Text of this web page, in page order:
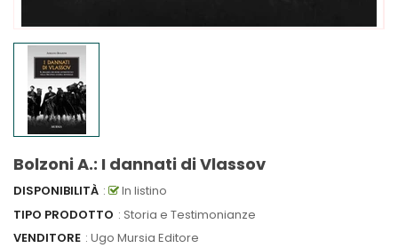
Bolzoni A.: I dannati di Vlassov
DISPONIBILITÀ :
In listino
TIPO PRODOTTO : Storia e Testimonianze
VENDITORE : Ugo Mursia Editore